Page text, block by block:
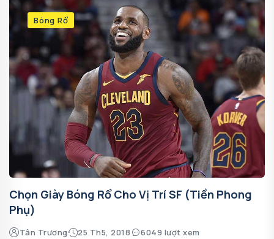
Bóng Rổ
Chọn Giày Bóng Rổ Cho Vị Trí SF (Tiền Phong
Phụ)
Tân Trương 25 Th5, 2018 6049 lượt xem